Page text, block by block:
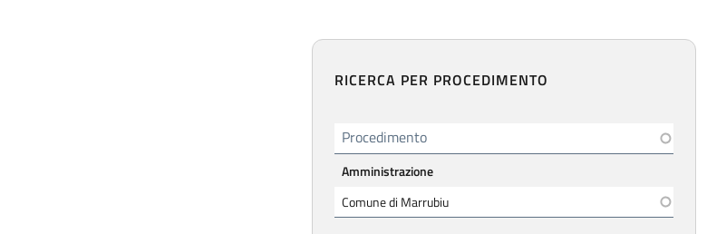
RICERCA PER PROCEDIMENTO
Procedimento
Amministrazione